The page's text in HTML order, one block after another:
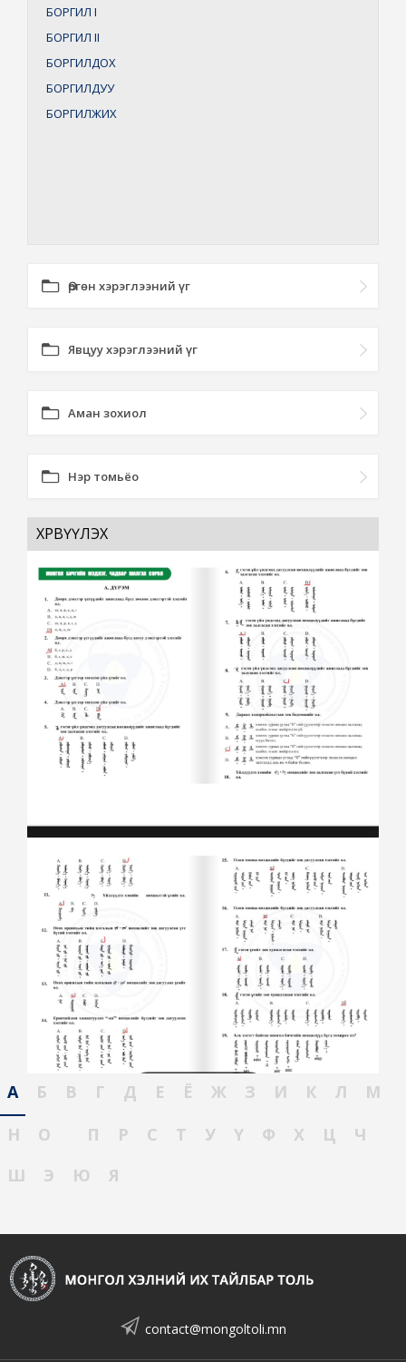
БОРГИЛ I
БОРГИЛ II
БОРГИЛДОХ
БОРГИЛДУУ
БОРГИЛЖИХ
Өргөн хэрэглээний үг
Явцуу хэрэглээний үг
Аман зохиол
Нэр томьёо
ХӨРВҮҮЛЭХ
А Б В Г Д Е Ё Ж З И К Л
М
Н
О П Р С Т У Ү Ф Х Ц
Ч
Ш
Э Ю Я
contact@mongoltoli.mn